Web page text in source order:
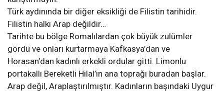
Türk aydınında bir diğer eksikliği de Filistin tarihidir.
Filistin halkı Arap değildir…
Tarihte bu bölge Romalılardan çok büyük zulümler
gördü ve onları kurtarmaya Kafkasya’dan ve
Horasan’dan kadınlı erkekli ordular gitti. Limonlu
portakallı Bereketli Hilal’in ana toprağı buradan başlar.
Arap değil, Araplaştırılmıştır. Kadınların başındaki Uygur